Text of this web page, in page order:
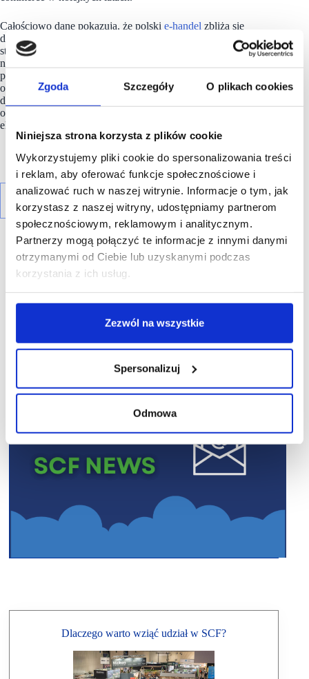
Zgoda Szczegóły O plikach cookies
Niniejsza strona korzysta z plików cookie
Wykorzystujemy pliki cookie do spersonalizowania treści
i reklam, aby oferować funkcje społecznościowe i
analizować ruch w naszej witrynie. Informacje o tym, jak
korzystasz z naszej witryny, udostępniamy partnerom
społecznościowym, reklamowym i analitycznym.
Partnerzy mogą połączyć te informacje z innymi danymi
otrzymanymi od Ciebie lub uzyskanymi podczas
korzystania z ich usług.
Zezwól na wszystkie
Spersonalizuj
Odmowa
Całościowo dane pokazują, że polski e-handel zbliża się
do etapu dojrzałości. Dalsze wzrosty będą w coraz większym
stopniu zależeć od innowacji: rozwoju e-grocery na wzór
najlepszych praktyk w krajach Europy Zachodniej, lepszej
personalizacji oferty, wykorzystania rewolucji AI, wzmocnienia
omnichannel oraz budowania zaufania konsumentów
do zakupów cyfrowych. To te obszary mogą przesądzić
o kolejnej fazie rozwoju e-commerce w Polsce” – szacuje
ekspertka Cross-border.pl, Małgorzaty Dadun.
R E K L A M A
Dlaczego warto wziąć udział w SCF?